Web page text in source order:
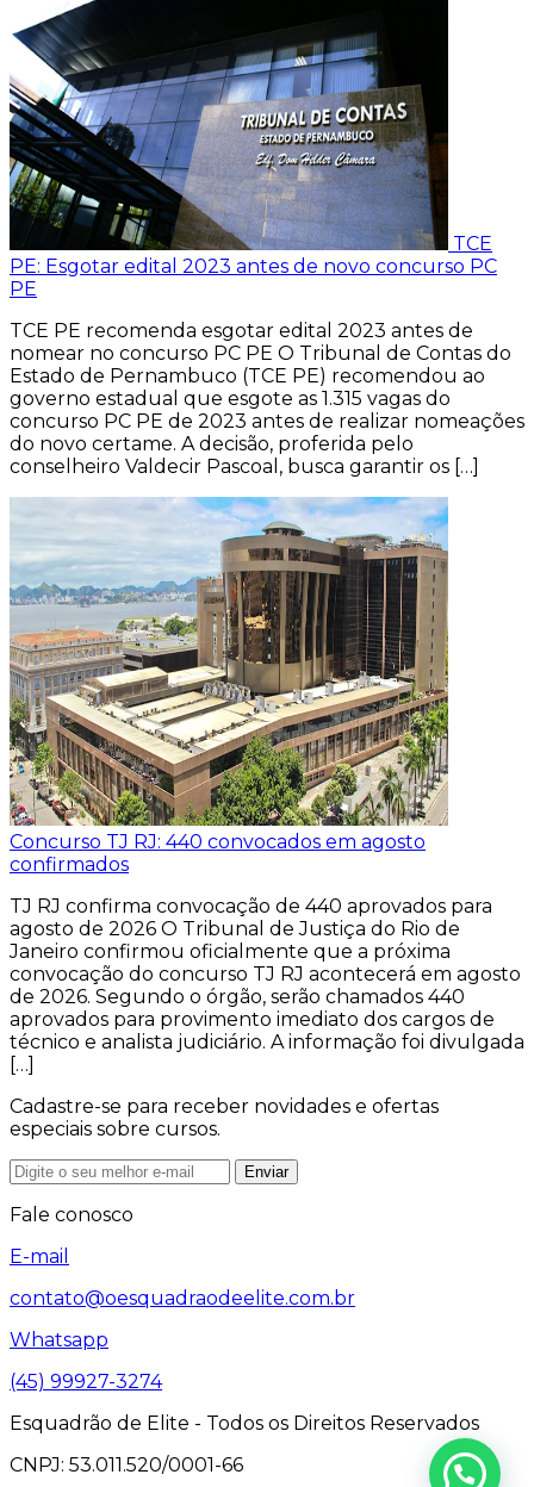
TCE
PE: Esgotar edital 2023 antes de novo concurso PC
PE
TCE PE recomenda esgotar edital 2023 antes de
nomear no concurso PC PE O Tribunal de Contas do
Estado de Pernambuco (TCE PE) recomendou ao
governo estadual que esgote as 1.315 vagas do
concurso PC PE de 2023 antes de realizar nomeações
do novo certame. A decisão, proferida pelo
conselheiro Valdecir Pascoal, busca garantir os […]
Concurso TJ RJ: 440 convocados em agosto
confirmados
TJ RJ confirma convocação de 440 aprovados para
agosto de 2026 O Tribunal de Justiça do Rio de
Janeiro confirmou oficialmente que a próxima
convocação do concurso TJ RJ acontecerá em agosto
de 2026. Segundo o órgão, serão chamados 440
aprovados para provimento imediato dos cargos de
técnico e analista judiciário. A informação foi divulgada
[…]
Cadastre-se para receber novidades e ofertas
especiais sobre cursos.
Enviar
Fale conosco
E-mail
contato@oesquadraodeelite.com.br
Whatsapp
(45) 99927-3274
Esquadrão de Elite - Todos os Direitos Reservados
CNPJ: 53.011.520/0001-66